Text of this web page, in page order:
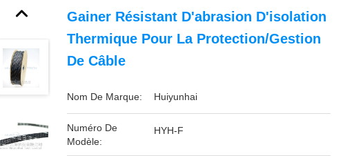
Gainer Résistant D'abrasion D'isolation
Thermique Pour La Protection/gestion
De Câble
Nom De Marque: Huiyunhai
Numéro De
Modèle:
HYH-F